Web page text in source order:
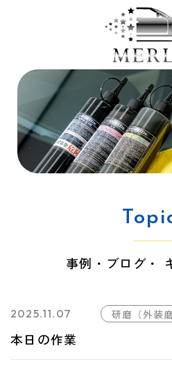
事例・ブログ・
2025.11.07 研磨（外装磨
本日の作業